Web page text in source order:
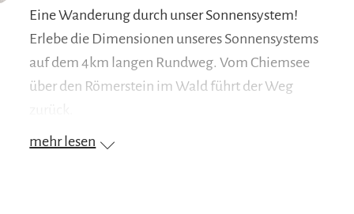
Eine Wanderung durch unser Sonnensystem!
Erlebe die Dimensionen unseres Sonnensystems
auf dem 4km langen Rundweg. Vom Chiemsee
über den Römerstein im Wald führt der Weg
mehr lesen